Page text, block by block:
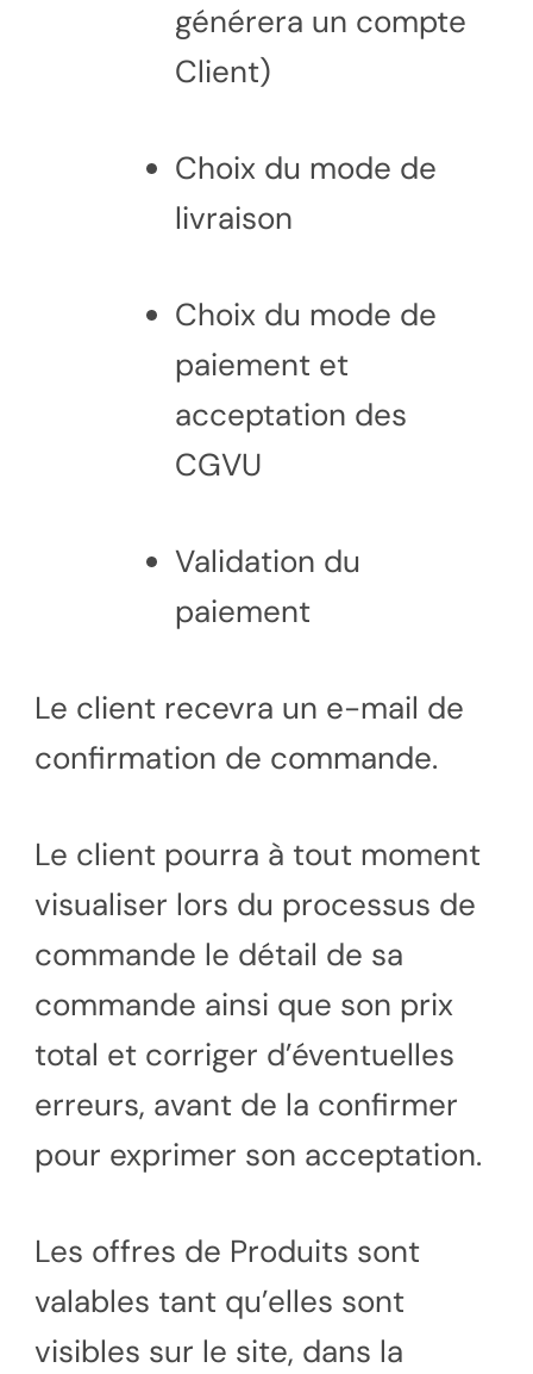
générera un compte
Client)
Choix du mode de
livraison
Choix du mode de
paiement et
acceptation des
CGVU
Validation du
paiement
Le client recevra un e-mail de
confirmation de commande.
Le client pourra à tout moment
visualiser lors du processus de
commande le détail de sa
commande ainsi que son prix
total et corriger d’éventuelles
erreurs, avant de la confirmer
pour exprimer son acceptation.
Les offres de Produits sont
valables tant qu’elles sont
visibles sur le site, dans la